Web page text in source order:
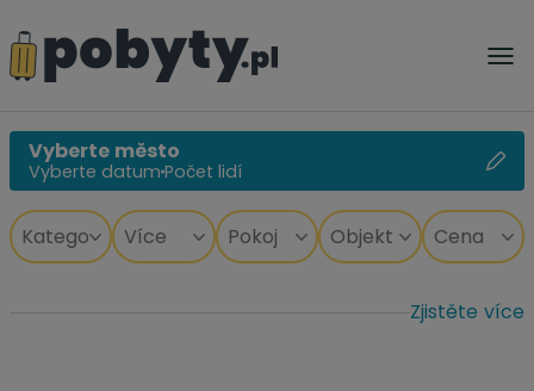
Vyberte město
Vyberte datum Počet lidí
Zjistěte více